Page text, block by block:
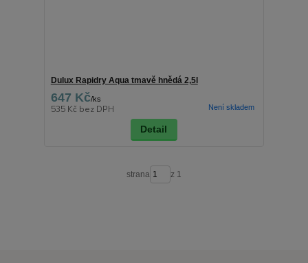
Dulux Rapidry Aqua tmavě hnědá 2,5l
647 Kč/ks
535 Kč bez DPH Není skladem
Detail
strana z 1